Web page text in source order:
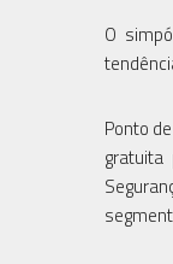
O
Ponto